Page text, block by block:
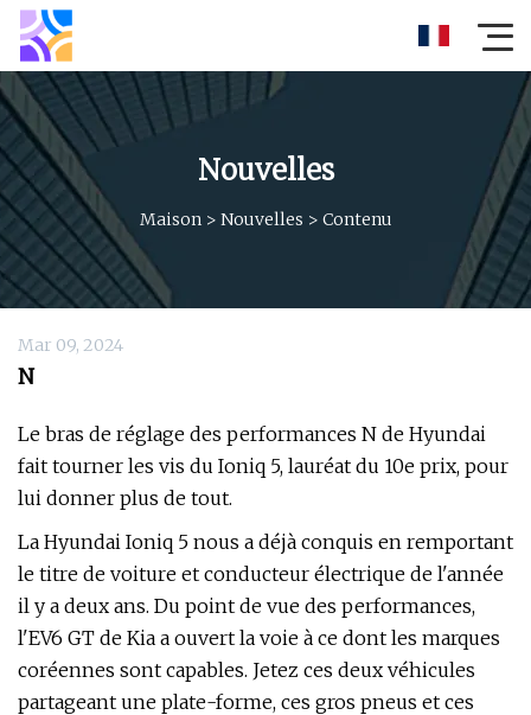
Nouvelles
Maison > Nouvelles > Contenu
Mar 09, 2024
N
Le bras de réglage des performances N de Hyundai
fait tourner les vis du Ioniq 5, lauréat du 10e prix, pour
lui donner plus de tout.
La Hyundai Ioniq 5 nous a déjà conquis en remportant
le titre de voiture et conducteur électrique de l'année
il y a deux ans. Du point de vue des performances,
l'EV6 GT de Kia a ouvert la voie à ce dont les marques
coréennes sont capables. Jetez ces deux véhicules
partageant une plate-forme, ces gros pneus et ces